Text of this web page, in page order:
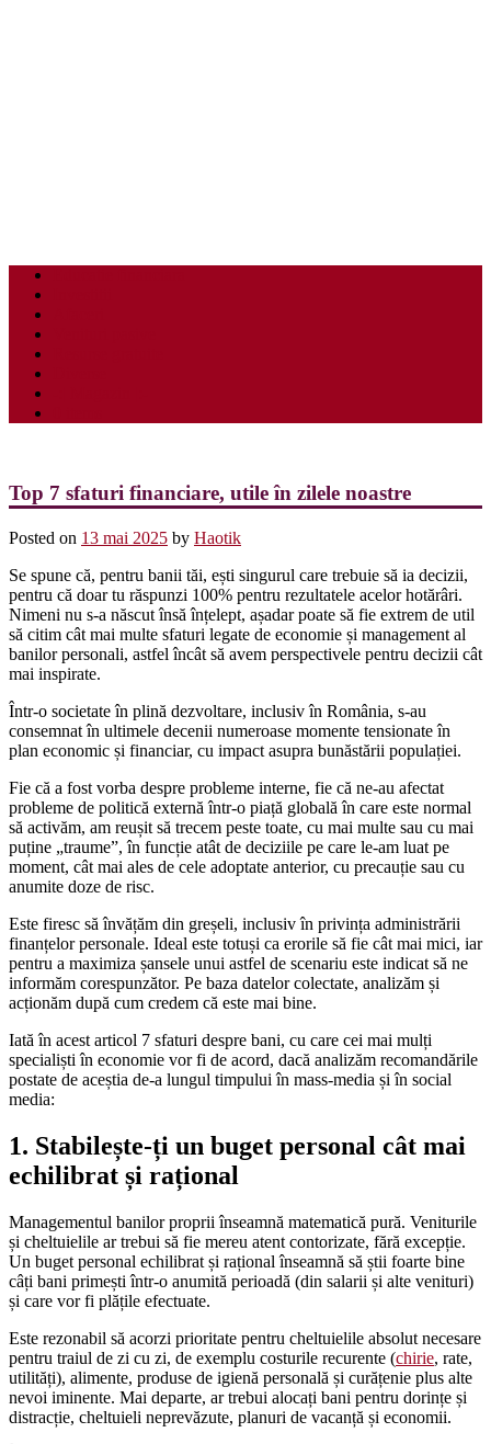
Top 7 sfaturi financiare, utile în zilele noastre
Posted on 13 mai 2025 by Haotik
Se spune că, pentru banii tăi, ești singurul care trebuie să ia decizii,
pentru că doar tu răspunzi 100% pentru rezultatele acelor hotărâri.
Nimeni nu s-a născut însă înțelept, așadar poate să fie extrem de util
să citim cât mai multe sfaturi legate de economie și management al
banilor personali, astfel încât să avem perspectivele pentru decizii cât
mai inspirate.
Într-o societate în plină dezvoltare, inclusiv în România, s-au
consemnat în ultimele decenii numeroase momente tensionate în
plan economic și financiar, cu impact asupra bunăstării populației.
Fie că a fost vorba despre probleme interne, fie că ne-au afectat
probleme de politică externă într-o piață globală în care este normal
să activăm, am reușit să trecem peste toate, cu mai multe sau cu mai
puține „traume”, în funcție atât de deciziile pe care le-am luat pe
moment, cât mai ales de cele adoptate anterior, cu precauție sau cu
anumite doze de risc.
Este firesc să învățăm din greșeli, inclusiv în privința administrării
finanțelor personale. Ideal este totuși ca erorile să fie cât mai mici, iar
pentru a maximiza șansele unui astfel de scenariu este indicat să ne
informăm corespunzător. Pe baza datelor colectate, analizăm și
acționăm după cum credem că este mai bine.
Iată în acest articol 7 sfaturi despre bani, cu care cei mai mulți
specialiști în economie vor fi de acord, dacă analizăm recomandările
postate de aceștia de-a lungul timpului în mass-media și în social
media:
1. Stabilește-ți un buget personal cât mai
echilibrat și rațional
Managementul banilor proprii înseamnă matematică pură. Veniturile
și cheltuielile ar trebui să fie mereu atent contorizate, fără excepție.
Un buget personal echilibrat și rațional înseamnă să știi foarte bine
câți bani primești într-o anumită perioadă (din salarii și alte venituri)
și care vor fi plățile efectuate.
Este rezonabil să acorzi prioritate pentru cheltuielile absolut necesare
pentru traiul de zi cu zi, de exemplu costurile recurente (chirie, rate,
utilități), alimente, produse de igienă personală și curățenie plus alte
nevoi iminente. Mai departe, ar trebui alocați bani pentru dorințe și
distracție, cheltuieli neprevăzute, planuri de vacanță și economii.